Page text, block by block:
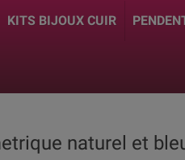
KITS BIJOUX CUIR
naturel et